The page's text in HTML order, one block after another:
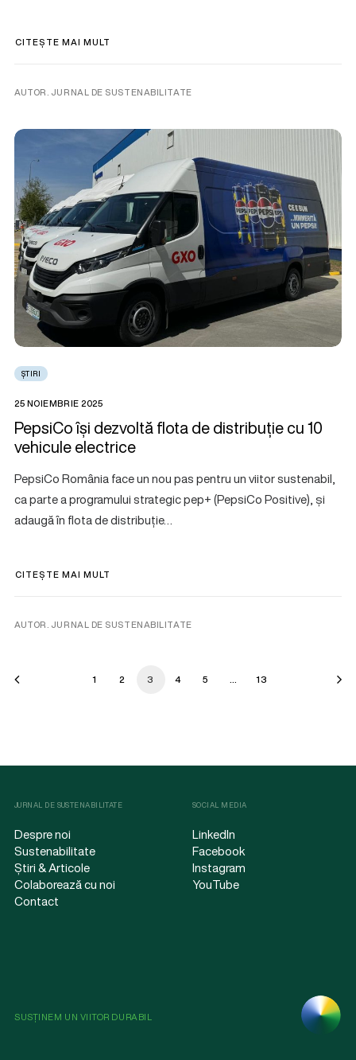
CITEȘTE MAI MULT
AUTOR. JURNAL DE SUSTENABILITATE
ȘTIRI
25 NOIEMBRIE 2025
PepsiCo își dezvoltă flota de distribuție cu 10
vehicule electrice
PepsiCo România face un nou pas pentru un viitor sustenabil,
ca parte a programului strategic pep+ (PepsiCo Positive), și
adaugă în flota de distribuție…
CITEȘTE MAI MULT
AUTOR. JURNAL DE SUSTENABILITATE
1 2 3 4 5 … 13
JURNAL DE SUSTENABILITATE
Despre noi
Sustenabilitate
Știri & Articole
Colaborează cu noi
Contact
SOCIAL MEDIA
LinkedIn
Facebook
Instagram
YouTube
SUSȚINEM UN VIITOR DURABIL